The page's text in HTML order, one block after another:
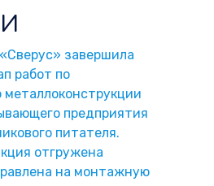
завершила
работ по
металлоконструкции
предприятия
питателя.
отгружена
на монтажную